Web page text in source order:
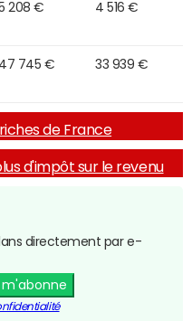
208 € 4 516 €
47 745 € 33 939 €
de France
d'impôt sur le revenu
directement par e-
m'abonne